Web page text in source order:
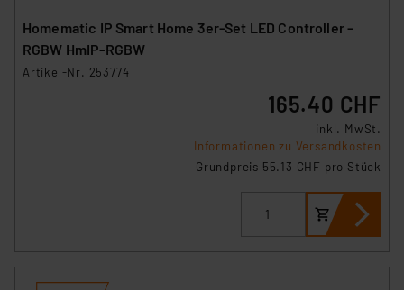
Homematic IP Smart Home 3er-Set LED Controller –
RGBW HmIP-RGBW
Artikel-Nr. 253774
165.40 CHF
inkl. MwSt.
Informationen zu Versandkosten
Grundpreis 55.13 CHF pro Stück